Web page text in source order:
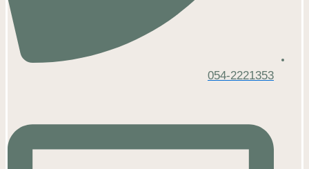
054-2221353